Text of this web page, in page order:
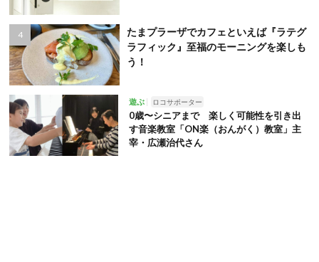
たまプラーザでカフェといえば『ラテグ
ラフィック』至福のモーニングを楽しも
う！
遊ぶ ロコサポーター
0歳〜シニアまで 楽しく可能性を引き出
す音楽教室「ON楽（おんがく）教室」主
宰・広瀬治代さん